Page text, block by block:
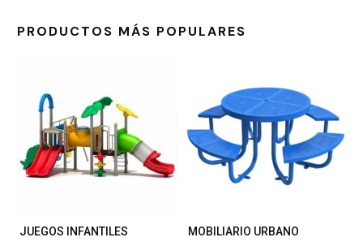
PRODUCTOS MÁS POPULARES
JUEGOS INFANTILES MOBILIARIO URBANO